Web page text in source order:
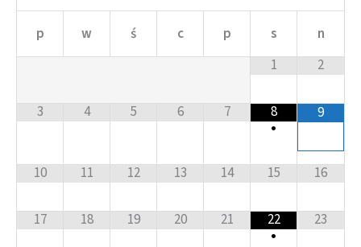
p w ś c p s
n
1
2
3 4 5 6 7
8
•
9
10 11 12 13 14 15 16
17 18 19 20 21
22
•
23